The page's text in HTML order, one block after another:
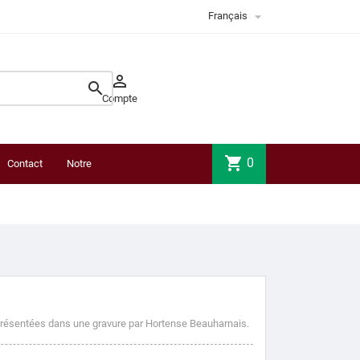
Français 
 
Compte
Contact Notre shopping_cart 0
dans une gravure par Hortense Beauharnais.